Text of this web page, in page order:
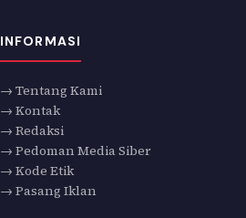
INFORMASI
→ Tentang Kami
→ Kontak
→ Redaksi
→ Pedoman Media Siber
→ Kode Etik
→ Pasang Iklan